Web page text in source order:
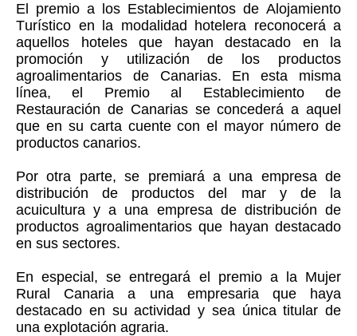
El premio a los Establecimientos de Alojamiento
Turístico en la modalidad hotelera reconocerá a
aquellos hoteles que hayan destacado en la
promoción y utilización de los productos
agroalimentarios de Canarias. En esta misma
línea, el Premio al Establecimiento de
Restauración de Canarias se concederá a aquel
que en su carta cuente con el mayor número de
productos canarios.
Por otra parte, se premiará a una empresa de
distribución de productos del mar y de la
acuicultura y a una empresa de distribución de
productos agroalimentarios que hayan destacado
en sus sectores.
En especial, se entregará el premio a la Mujer
Rural Canaria a una empresaria que haya
destacado en su actividad y sea única titular de
una explotación agraria.